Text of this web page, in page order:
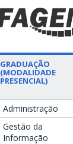
GRADUAÇÃO
(MODALIDADE
PRESENCIAL)
Administração
Gestão da
Informação